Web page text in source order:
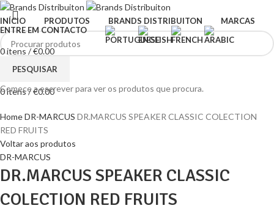
INÍCIO PRODUTOS BRANDS DISTRIBUITON
MARCAS
ENTRE EM CONTACTO
0itens /€0.00
Menu
0itens/€0.00
HomeDR-MARCUS DR.MARCUS SPEAKER CLASSIC COLECTION
RED FRUITS
Voltar aos produtos
DR-MARCUS
DR.MARCUS SPEAKER CLASSIC
COLECTION RED FRUITS
PESQUISAR
Comece a escrever para ver os produtos que procura.